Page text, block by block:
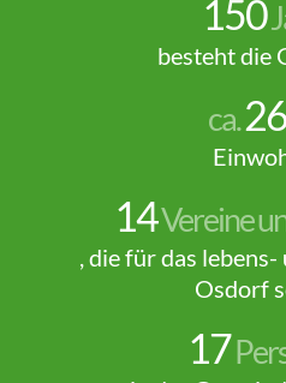
150
besteht die
ca.
14Vereine
, die für das
Osdorf
17